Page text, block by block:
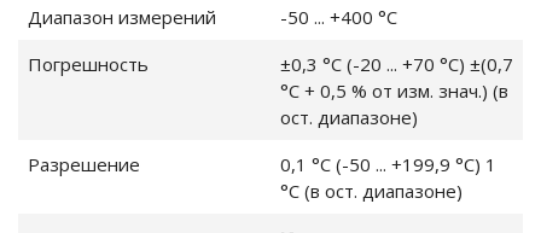
Диапазон измерений
-50 ... +400 °C
Погрешность
±0,3 °C (-20 ... +70 °C) ±(0,7
°C + 0,5 % от изм. знач.) (в
ост. диапазоне)
Разрешение
0,1 °C (-50 ... +199,9 °C) 1
°C (в ост. диапазоне)